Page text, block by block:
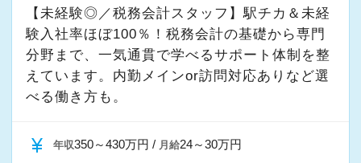
ます。
キントーンによるスケジュール管理、
チャットワークによるコミュニケーショ
ンが活発な職場です。
（６）事務所内イベント
くお聞かせください。
もちろん学校行事などでのお休みにも柔軟に
対応します◎
土日祝日も営業しているため、勤務が可能な
【未経験◎／税務会計スタッフ】駅チカ＆未経
験入社率ほぼ100％！税務会計の基礎から専門
分野まで、一気通貫で学べるサポート体制を整
えています。内勤メインor訪問対応ありなど選
べる働き方も。
currency_yen 年収350～430万円 / 月給24～30万円